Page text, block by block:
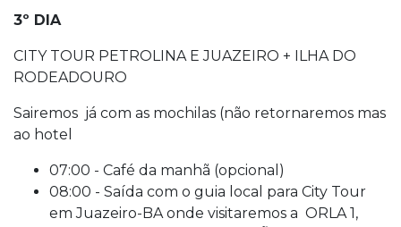
3º DIA
CITY TOUR PETROLINA E JUAZEIRO + ILHA DO
RODEADOURO
Sairemos já com as mochilas (não retornaremos mas
ao hotel
07:00 - Café da manhã (opcional)
08:00 - Saída com o guia local para City Tour
em Juazeiro-BA onde visitaremos a ORLA 1,